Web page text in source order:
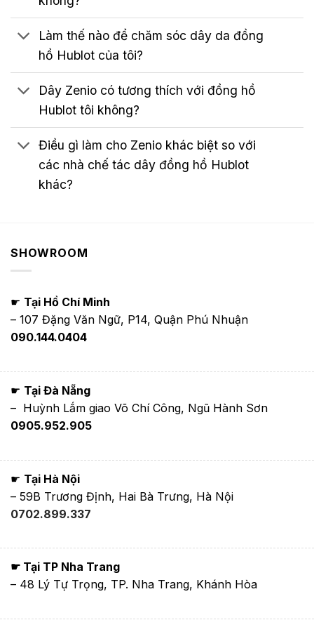
Làm thế nào để chăm sóc dây da đồng
hồ Hublot của tôi?
Dây Zenio có tương thích với đồng hồ
Hublot tôi không?
Điều gì làm cho Zenio khác biệt so với
các nhà chế tác dây đồng hồ Hublot
khác?
SHOWROOM
☛ Tại Hồ Chí Minh
– 107 Đặng Văn Ngữ, P14, Quận Phú Nhuận
090.144.0404
☛ Tại Đà Nẵng
– Huỳnh Lắm giao Võ Chí Công, Ngũ Hành Sơn
0905.952.905
☛ Tại Hà Nội
– 59B Trương Định, Hai Bà Trưng, Hà Nội
0702.899.337
☛ Tại TP Nha Trang
– 48 Lý Tự Trọng, TP. Nha Trang, Khánh Hòa